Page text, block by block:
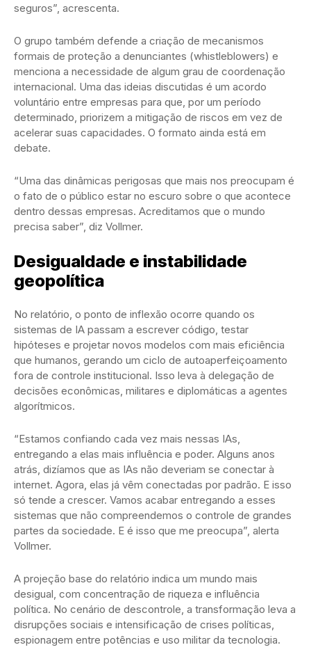
seguros”, acrescenta.
O grupo também defende a criação de mecanismos
formais de proteção a denunciantes (whistleblowers) e
menciona a necessidade de algum grau de coordenação
internacional. Uma das ideias discutidas é um acordo
voluntário entre empresas para que, por um período
determinado, priorizem a mitigação de riscos em vez de
acelerar suas capacidades. O formato ainda está em
debate.
“Uma das dinâmicas perigosas que mais nos preocupam é
o fato de o público estar no escuro sobre o que acontece
dentro dessas empresas. Acreditamos que o mundo
precisa saber”, diz Vollmer.
Desigualdade e instabilidade
geopolítica
No relatório, o ponto de inflexão ocorre quando os
sistemas de IA passam a escrever código, testar
hipóteses e projetar novos modelos com mais eficiência
que humanos, gerando um ciclo de autoaperfeiçoamento
fora de controle institucional. Isso leva à delegação de
decisões econômicas, militares e diplomáticas a agentes
algorítmicos.
“Estamos confiando cada vez mais nessas IAs,
entregando a elas mais influência e poder. Alguns anos
atrás, dizíamos que as IAs não deveriam se conectar à
internet. Agora, elas já vêm conectadas por padrão. E isso
só tende a crescer. Vamos acabar entregando a esses
sistemas que não compreendemos o controle de grandes
partes da sociedade. E é isso que me preocupa”, alerta
Vollmer.
A projeção base do relatório indica um mundo mais
desigual, com concentração de riqueza e influência
política. No cenário de descontrole, a transformação leva a
disrupções sociais e intensificação de crises políticas,
espionagem entre potências e uso militar da tecnologia.